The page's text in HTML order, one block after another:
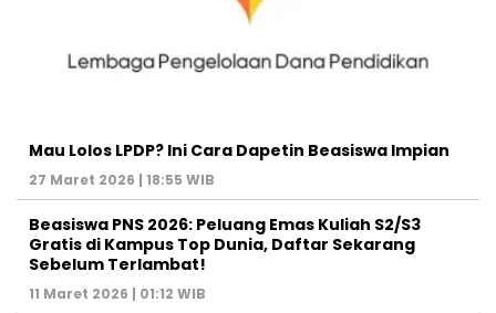
Mau Lolos LPDP? Ini Cara Dapetin Beasiswa Impian
27 Maret 2026 | 18:55 WIB
Beasiswa PNS 2026: Peluang Emas Kuliah S2/S3
Gratis di Kampus Top Dunia, Daftar Sekarang
Sebelum Terlambat!
11 Maret 2026 | 01:12 WIB